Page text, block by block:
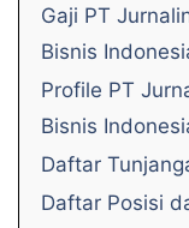
Gaji PT
Bisnis
Profile PT
Bisnis
Daftar
Daftar Posisi